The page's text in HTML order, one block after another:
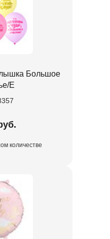
Большое
E
количестве